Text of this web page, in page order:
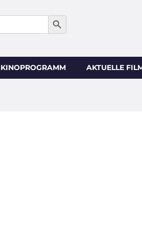
SEARCH BUTTON
KINOPROGRAMM AKTUELLE